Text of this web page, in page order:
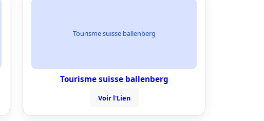
Tourisme suisse ballenberg
Tourisme suisse ballenberg
Voir l'Lien